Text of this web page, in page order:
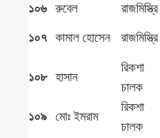
১০৬ রুবেল রাজমিস্ত্রি
১০৭ কামাল হোসেন রাজমিস্ত্রি
১০৮ হাসান
রিকশা
চালক
১০৯ মোঃ ইমরাম
রিকশা
চালক